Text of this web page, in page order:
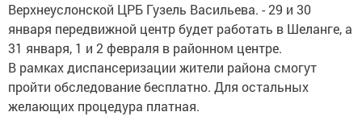
Верхнеуслонской ЦРБ Гузель Васильева. - 29 и 30
января передвижной центр будет работать в Шеланге, а
31 января, 1 и 2 февраля в районном центре.
В рамках диспансеризации жители района смогут
пройти обследование бесплатно. Для остальных
желающих процедура платная.